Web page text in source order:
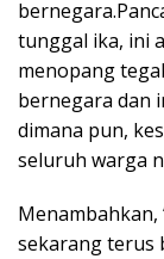
tunggal ika, ini
menopang
bernegara dan
dimana pun,
seluruh warga
Menambahkan,
sekarang terus